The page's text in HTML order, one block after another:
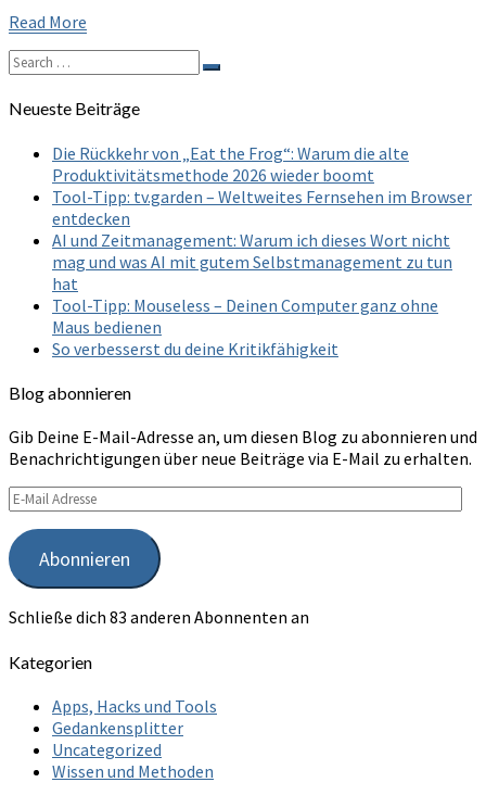
Read More
Search
for:
Search
Neueste Beiträge
Die Rückkehr von „Eat the Frog“: Warum die alte
Produktivitätsmethode 2026 wieder boomt
Tool-Tipp: tv.garden – Weltweites Fernsehen im Browser
entdecken
AI und Zeitmanagement: Warum ich dieses Wort nicht
mag und was AI mit gutem Selbstmanagement zu tun
hat
Tool-Tipp: Mouseless – Deinen Computer ganz ohne
Maus bedienen
So verbesserst du deine Kritikfähigkeit
Blog abonnieren
Gib Deine E-Mail-Adresse an, um diesen Blog zu abonnieren und
Benachrichtigungen über neue Beiträge via E-Mail zu erhalten.
E-
Mail
Adresse
Abonnieren
Schließe dich 83 anderen Abonnenten an
Kategorien
Apps, Hacks und Tools
Gedankensplitter
Uncategorized
Wissen und Methoden